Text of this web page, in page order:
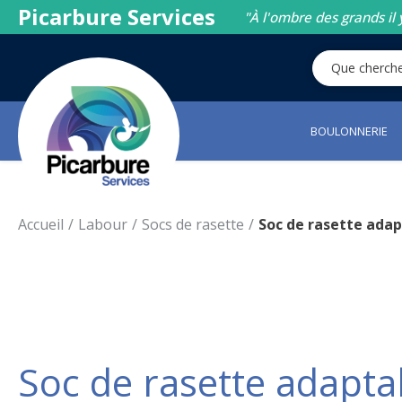
Picarbure Services "À l'ombre des grands
BOULONNERIE
Accueil Labour Socs de rasette Soc de rasette
Soc de rasette